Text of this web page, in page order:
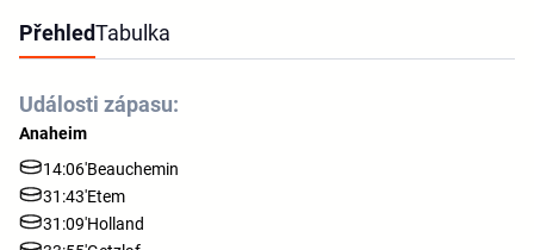
PřehledTabulka
Události zápasu:
Anaheim
14:06'Beauchemin
31:43'Etem
31:09'Holland